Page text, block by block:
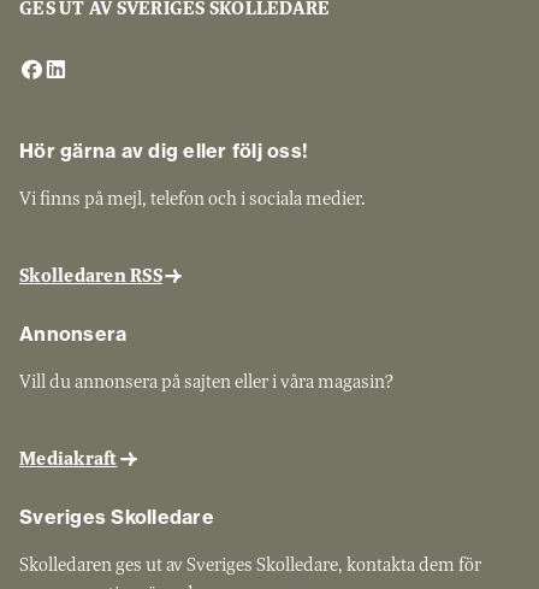
GES UT AV SVERIGES SKOLLEDARE
Hör gärna av dig eller följ oss!
Vi finns på mejl, telefon och i sociala medier.
Skolledaren RSS
Annonsera
Vill du annonsera på sajten eller i våra magasin?
Mediakraft
Sveriges Skolledare
Skolledaren ges ut av Sveriges Skolledare, kontakta dem för